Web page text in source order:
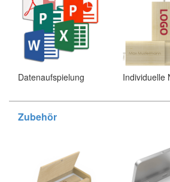
Datenaufspielung Individuelle
Zubehör